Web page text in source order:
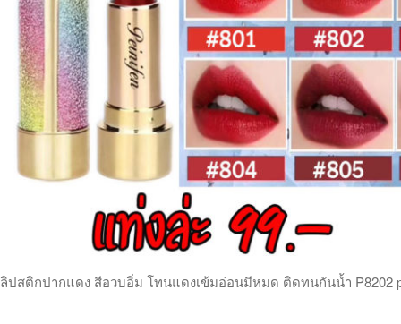
ลิปสติกปากแดง สีอวบอิ่ม โทนแดงเข้มอ่อนมีหมด ติดทนกันน้ำ P8202